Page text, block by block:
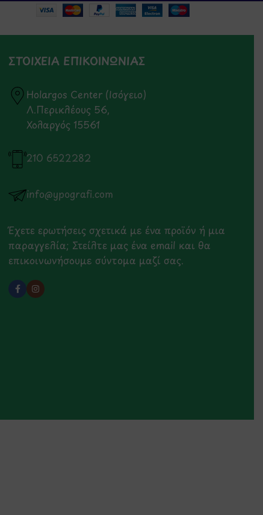
ΣΤΟΙΧΕΙΑ ΕΠΙΚΟΙΝΩΝΙΑΣ
Holargos Center (Ισόγειο)
Λ.Περικλέους 56,
Χολαργός 15561
210 6522282
info@ypografi.com
Έχετε ερωτήσεις σχετικά με ένα προϊόν ή μια
παραγγελία; Στείλτε μας ένα email και θα
επικοινωνήσουμε σύντομα μαζί σας.